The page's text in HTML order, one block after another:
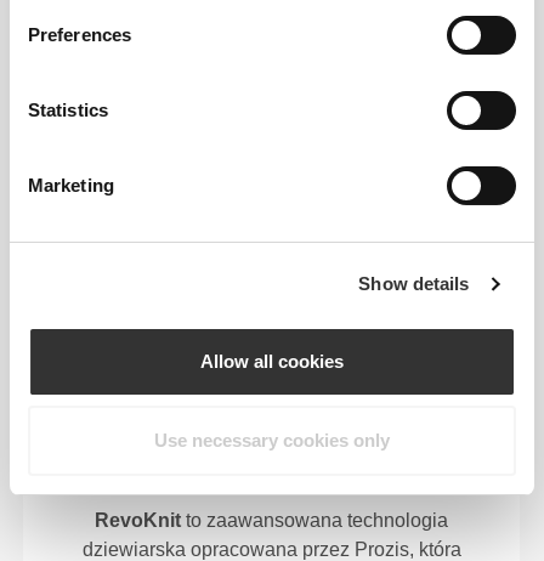
Preferences
Statistics
Marketing
Show details
Allow all cookies
Use necessary cookies only
W naszych ubraniach stosujemy szybko schnącą
tkaninę o dwukierunkowej elastyczności, ponieważ
wyglądał, ale także po to, byś czuł się w nich
WYKORZYSTANIEM
TECHNOLOGIIREVOKNIT
RevoKnit to zaawansowana technologia
dziewiarska opracowana przez Prozis, która